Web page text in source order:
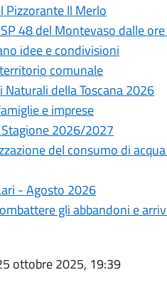
Pizzorante Il Merlo
48 del Montevaso dalle
idee e condivisioni
comunale
della Toscana 2026
e imprese
2026/2027
del consumo di
- Agosto 2026
gli abbandoni e
ottobre 2025, 19:39